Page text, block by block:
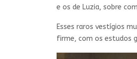
e os de Luzia, sobre
Esses raros vestígios
firme, com os estudos